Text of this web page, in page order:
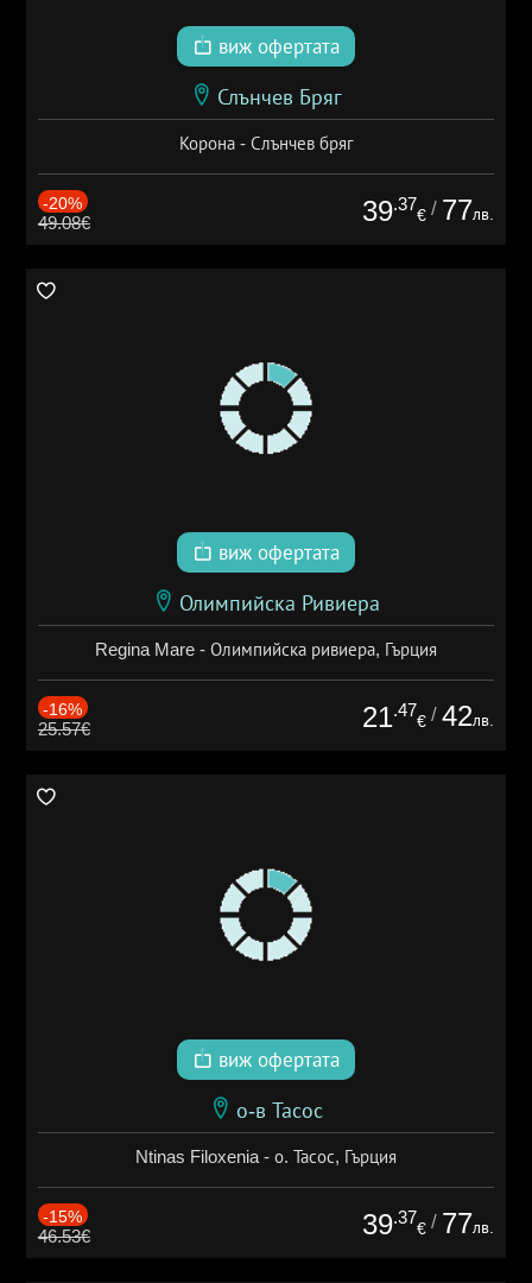
виж офертата
Слънчев Бряг
Корона - Слънчев бряг
-20%
49.08€ 39.37
€ / 77лв.
виж офертата
Олимпийска Ривиера
Regina Mare - Олимпийска ривиера, Гърция
-16%
25.57€ 21.47
€ / 42лв.
виж офертата
о-в Тасос
Ntinas Filoxenia - о. Тасос, Гърция
-15%
46.53€ 39.37
€ / 77лв.